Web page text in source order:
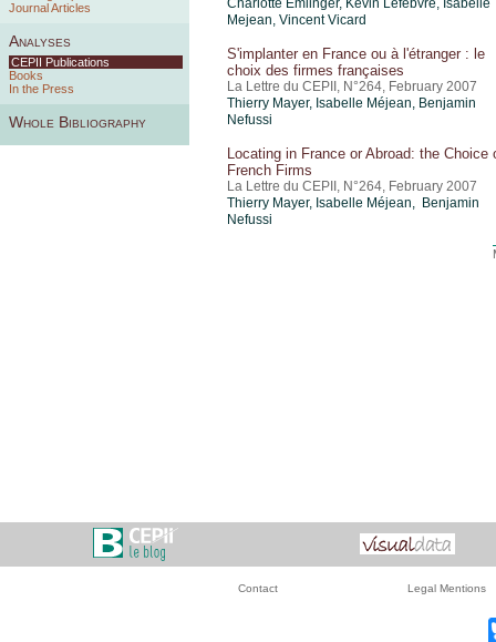
Journal Articles
Analyses
CEPII Publications
Books
In the Press
Whole Bibliography
Charlotte Emlinger, Kevin Lefebvre, Isabelle
Mejean, Vincent Vicard
S'implanter en France ou à l'étranger : le
choix des firmes françaises
La Lettre du CEPII, N°264, February 2007
Thierry Mayer, Isabelle Méjean, Benjamin
Nefussi
Locating in France or Abroad: the Choice
French Firms
La Lettre du CEPII, N°264, February 2007
Thierry Mayer, Isabelle Méjean, Benjamin
Nefussi
Contact Legal Mentions